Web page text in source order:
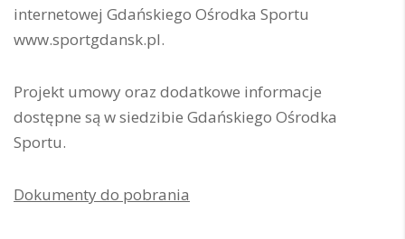
internetowej Gdańskiego Ośrodka Sportu
www.sportgdansk.pl.
Projekt umowy oraz dodatkowe informacje
dostępne są w siedzibie Gdańskiego Ośrodka
Sportu.
Dokumenty do pobrania